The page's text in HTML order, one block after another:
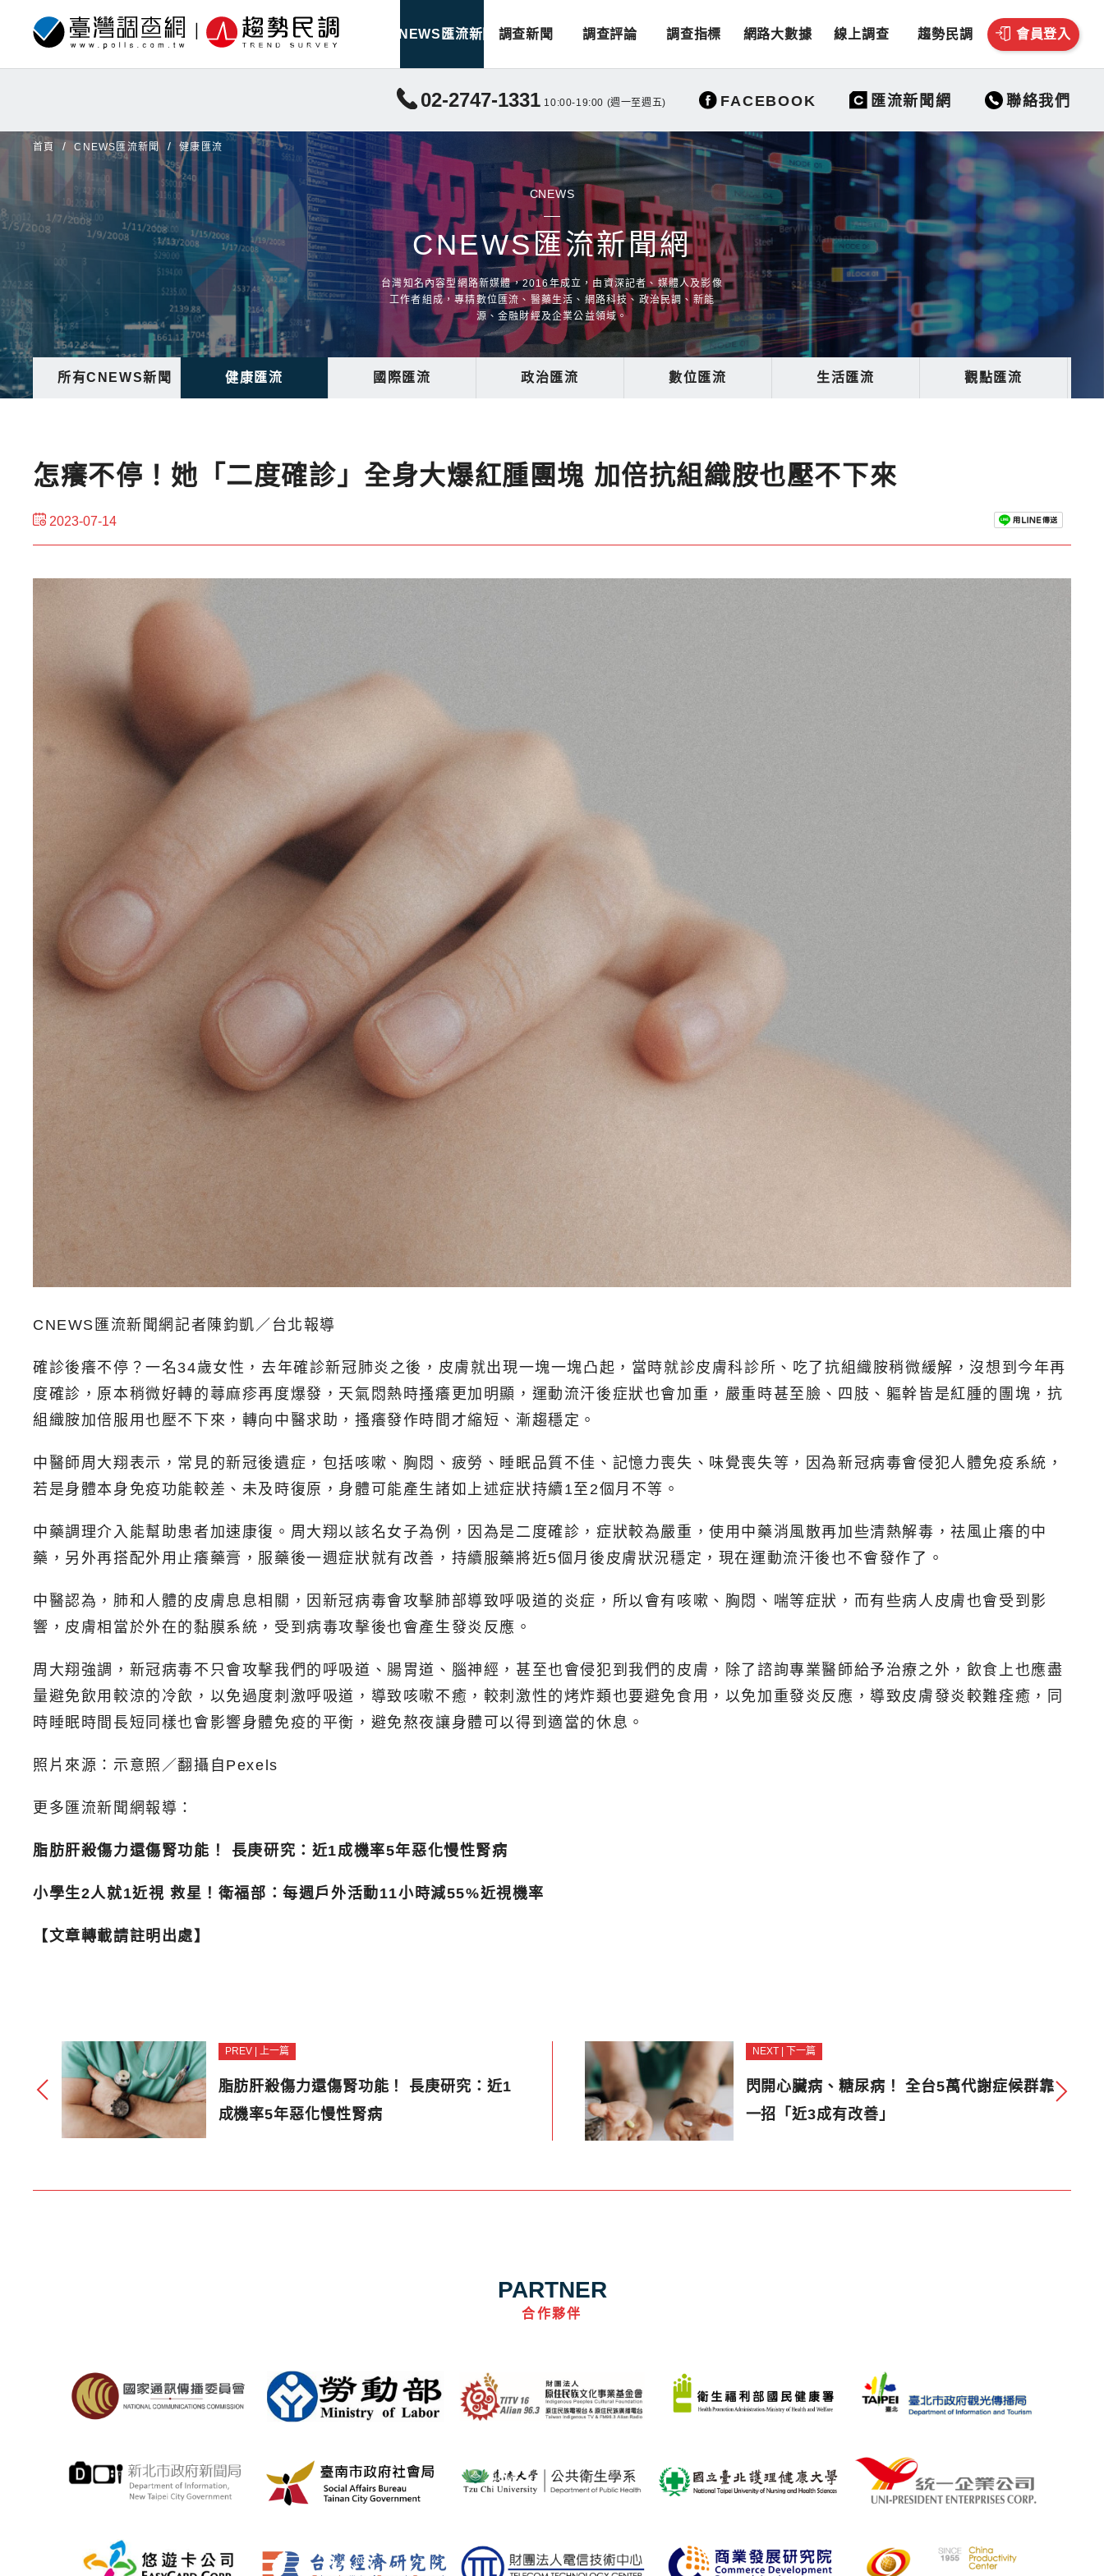
CNEWS匯流新聞 調查新聞 調查評論 調查指標 網路大數據 線上調查 趨勢民調 會員登入
02-2747-1331 10:00-19:00 (週一至週五) FACEBOOK 匯流新聞網 聯絡我們
首頁 CNEWS匯流新聞 健康匯流
CNEWS
CNEWS匯流新聞網
台灣知名內容型網路新媒體，2016年成立，由資深記者、媒體人及影像
工作者組成，專精數位匯流、醫藥生活、網路科技、政治民調、新能
源、金融財經及企業公益領域。
所有CNEWS新聞 健康匯流 國際匯流 政治匯流 數位匯流 生活匯流 觀點匯流
怎癢不停！她「二度確診」全身大爆紅腫團塊 加倍抗組織胺也壓不下來
2023-07-14
CNEWS匯流新聞網記者陳鈞凱／台北報導
確診後癢不停？一名34歲女性，去年確診新冠肺炎之後，皮膚就出現一塊一塊凸起，當時就診皮膚科診所、吃了抗組織胺稍微緩解，沒想到今年再
度確診，原本稍微好轉的蕁麻疹再度爆發，天氣悶熱時搔癢更加明顯，運動流汗後症狀也會加重，嚴重時甚至臉、四肢、軀幹皆是紅腫的團塊，抗
組織胺加倍服用也壓不下來，轉向中醫求助，搔癢發作時間才縮短、漸趨穩定。
中醫師周大翔表示，常見的新冠後遺症，包括咳嗽、胸悶、疲勞、睡眠品質不佳、記憶力喪失、味覺喪失等，因為新冠病毒會侵犯人體免疫系統，
若是身體本身免疫功能較差、未及時復原，身體可能產生諸如上述症狀持續1至2個月不等。
中藥調理介入能幫助患者加速康復。周大翔以該名女子為例，因為是二度確診，症狀較為嚴重，使用中藥消風散再加些清熱解毒，祛風止癢的中
藥，另外再搭配外用止癢藥膏，服藥後一週症狀就有改善，持續服藥將近5個月後皮膚狀況穩定，現在運動流汗後也不會發作了。
中醫認為，肺和人體的皮膚息息相關，因新冠病毒會攻擊肺部導致呼吸道的炎症，所以會有咳嗽、胸悶、喘等症狀，而有些病人皮膚也會受到影
響，皮膚相當於外在的黏膜系統，受到病毒攻擊後也會產生發炎反應。
周大翔強調，新冠病毒不只會攻擊我們的呼吸道、腸胃道、腦神經，甚至也會侵犯到我們的皮膚，除了諮詢專業醫師給予治療之外，飲食上也應盡
量避免飲用較涼的冷飲，以免過度刺激呼吸道，導致咳嗽不癒，較刺激性的烤炸類也要避免食用，以免加重發炎反應，導致皮膚發炎較難痊癒，同
時睡眠時間長短同樣也會影響身體免疫的平衡，避免熬夜讓身體可以得到適當的休息。
照片來源：示意照／翻攝自Pexels
更多匯流新聞網報導：
脂肪肝殺傷力還傷腎功能！ 長庚研究：近1成機率5年惡化慢性腎病
小學生2人就1近視 救星！衛福部：每週戶外活動11小時減55%近視機率
【文章轉載請註明出處】
PREV | 上一篇
脂肪肝殺傷力還傷腎功能！ 長庚研究：近1
成機率5年惡化慢性腎病
NEXT | 下一篇
閃開心臟病、糖尿病！ 全台5萬代謝症候群靠
一招「近3成有改善」
PARTNER
合作夥伴